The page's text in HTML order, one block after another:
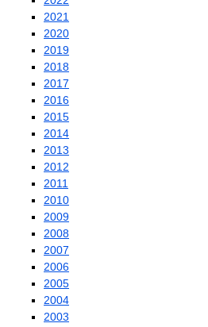
2021
2020
2019
2018
2017
2016
2015
2014
2013
2012
2011
2010
2009
2008
2007
2006
2005
2004
2003